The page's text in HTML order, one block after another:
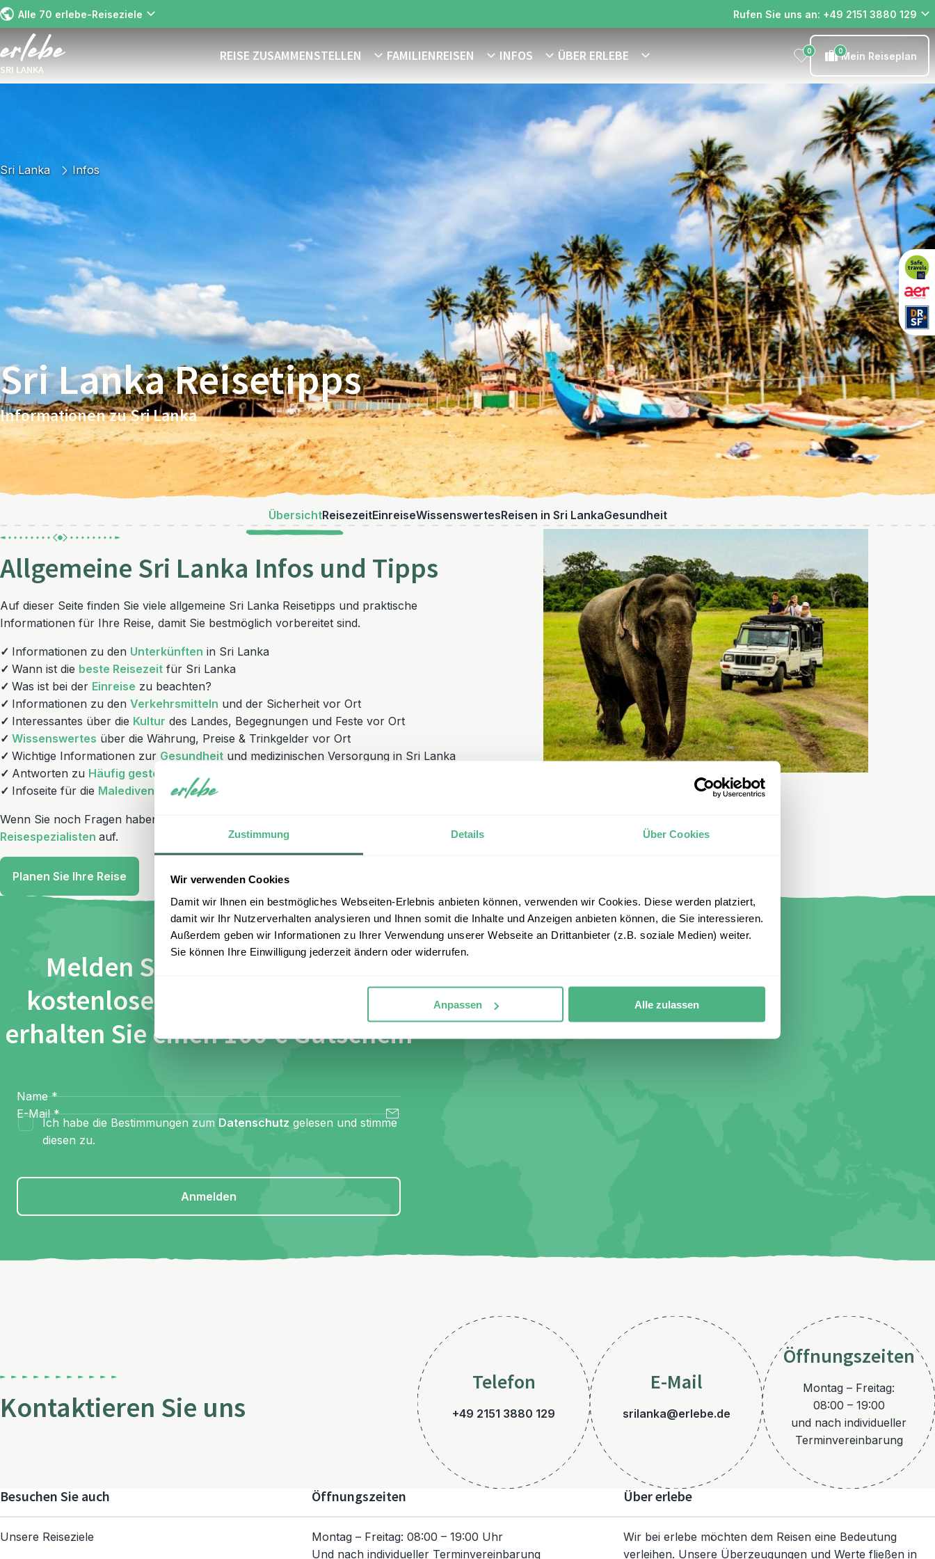
Zustimmung Details Über Cookies
Wir verwenden Cookies
Damit wir Ihnen ein bestmögliches Webseiten-Erlebnis anbieten können, verwenden wir Cookies. Diese werden platziert,
damit wir Ihr Nutzerverhalten analysieren und Ihnen somit die Inhalte und Anzeigen anbieten können, die Sie interessieren.
Außerdem geben wir Informationen zu Ihrer Verwendung unserer Webseite an Drittanbieter (z.B. soziale Medien) weiter.
Sie können Ihre Einwilligung jederzeit ändern oder widerrufen.
Anpassen Alle zulassen
Alle 70 erlebe-Reiseziele Rufen Sie uns an: +49 2151 3880 129
SRI LANKA
REISE ZUSAMMENSTELLEN FAMILIENREISEN INFOS ÜBER ERLEBE 0 0Mein Reiseplan
Sri Lanka Infos
Sri Lanka Reisetipps
Informationen zu Sri Lanka
ÜbersichtReisezeitEinreiseWissenswertesReisen in Sri LankaGesundheit
Allgemeine Sri Lanka Infos und Tipps
Auf dieser Seite finden Sie viele allgemeine Sri Lanka Reisetipps und praktische
Informationen für Ihre Reise, damit Sie bestmöglich vorbereitet sind.
✓ Informationen zu den Unterkünften in Sri Lanka
✓ Wann ist die beste Reisezeit für Sri Lanka
✓ Was ist bei der Einreise zu beachten?
✓ Informationen zu den Verkehrsmitteln und der Sicherheit vor Ort
✓ Interessantes über die Kultur des Landes, Begegnungen und Feste vor Ort
✓ Wissenswertes über die Währung, Preise & Trinkgelder vor Ort
✓ Wichtige Informationen zur Gesundheit und medizinischen Versorgung in Sri Lanka
✓ Antworten zu Häufig gestellten Fragen
✓ Infoseite für die Malediven
Wenn Sie noch Fragen haben, nehmen Sie einfach Kontakt mit unseren
Reisespezialisten auf.
Planen Sie Ihre Reise
Melden Sie sich für unseren
kostenlosen Newsletter an und
erhalten Sie einen 100 € Gutschein
Name *
E-Mail *
Ich habe die Bestimmungen zum Datenschutz gelesen und stimme
diesen zu.
Anmelden
Kontaktieren Sie uns
Telefon
+49 2151 3880 129
E-Mail
srilanka@erlebe.de
Öffnungszeiten
Montag – Freitag:
08:00 – 19:00
und nach individueller
Terminvereinbarung
Besuchen Sie auch
Unsere Reiseziele
Öffnungszeiten
Montag – Freitag: 08:00 – 19:00 Uhr
Und nach individueller Terminvereinbarung
Über erlebe
Wir bei erlebe möchten dem Reisen eine Bedeutung
verleihen. Unsere Überzeugungen und Werte fließen in